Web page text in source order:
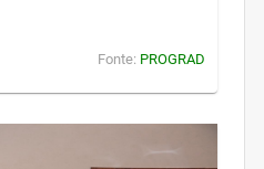
Fonte: PROGRAD